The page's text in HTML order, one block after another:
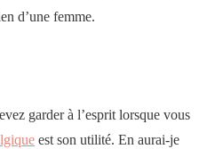
d’une femme.
garder à l’esprit lorsque vous
est son utilité. En aurai-je